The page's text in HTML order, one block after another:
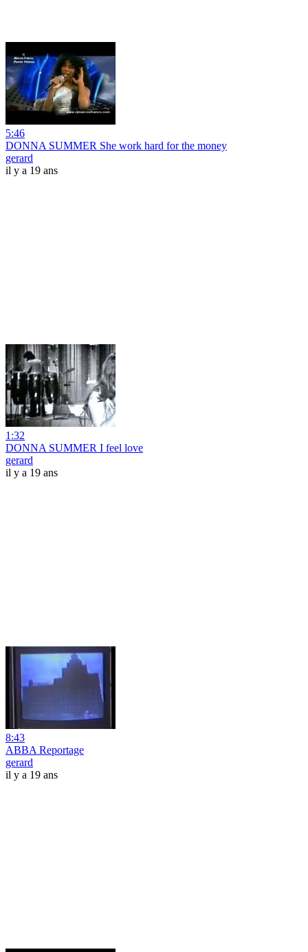
5:46
DONNA SUMMER She work hard for the money
gerard
il y a 19 ans
1:32
DONNA SUMMER I feel love
gerard
il y a 19 ans
8:43
ABBA Reportage
gerard
il y a 19 ans